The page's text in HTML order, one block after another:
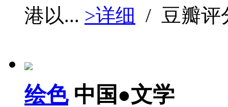
港以... >详细 / 豆瓣
绘色 中国●文学